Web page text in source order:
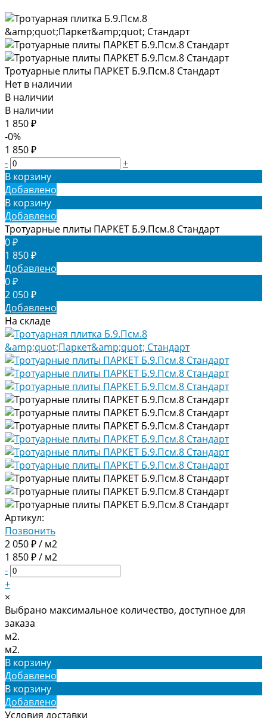
Тротуарные плиты ПАРКЕТ Б.9.Псм.8 Стандарт
Нет в наличии
В наличии
В наличии
1 850 ₽
-0%
1 850 ₽
-
+
В корзину
Добавлено
В корзину
Добавлено
Тротуарные плиты ПАРКЕТ Б.9.Псм.8 Стандарт
0 ₽
1 850 ₽
Добавлено
0 ₽
2 050 ₽
Добавлено
На складе
Артикул:
Позвонить
2 050 ₽ / м2
1 850 ₽ / м2
-
+
×
Выбрано максимальное количество, доступное для
заказа
м2.
м2.
В корзину
Добавлено
В корзину
Добавлено
Условия доставки